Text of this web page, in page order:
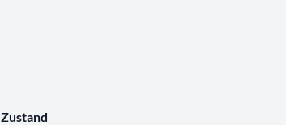
Zustand